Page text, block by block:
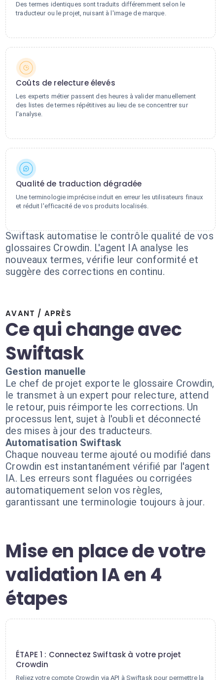
Des termes identiques sont traduits différemment selon le
traducteur ou le projet, nuisant à l'image de marque.
Coûts de relecture élevés
Les experts métier passent des heures à valider manuellement
des listes de termes répétitives au lieu de se concentrer sur
l'analyse.
Qualité de traduction dégradée
Une terminologie imprécise induit en erreur les utilisateurs finaux
et réduit l'efficacité de vos produits localisés.
Swiftask automatise le contrôle qualité de vos
glossaires Crowdin. L'agent IA analyse les
nouveaux termes, vérifie leur conformité et
suggère des corrections en continu.
AVANT / APRÈS
Ce qui change avec
Swiftask
Gestion manuelle
Le chef de projet exporte le glossaire Crowdin,
le transmet à un expert pour relecture, attend
le retour, puis réimporte les corrections. Un
processus lent, sujet à l'oubli et déconnecté
des mises à jour des traducteurs.
Automatisation Swiftask
Chaque nouveau terme ajouté ou modifié dans
Crowdin est instantanément vérifié par l'agent
IA. Les erreurs sont flaguées ou corrigées
automatiquement selon vos règles,
garantissant une terminologie toujours à jour.
Mise en place de votre
validation IA en 4
étapes
ÉTAPE 1 : Connectez Swiftask à votre projet
Crowdin
Reliez votre compte Crowdin via API à Swiftask pour permettre la